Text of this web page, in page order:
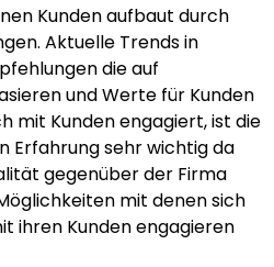
Kunden aufbaut durch
Aktuelle Trends in
die auf
und Werte für Kunden
mit Kunden engagiert, ist die
Erfahrung sehr wichtig da
gegenüber der Firma
mit denen sich
ihren Kunden engagieren